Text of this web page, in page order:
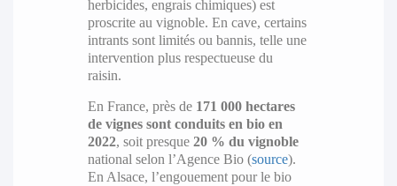
herbicides, engrais chimiques) est
proscrite au vignoble. En cave, certains
intrants sont limités ou bannis, telle une
intervention plus respectueuse du
raisin.
En France, près de 171 000 hectares
de vignes sont conduits en bio en
2022, soit presque 20 % du vignoble
national selon l’Agence Bio (source).
En Alsace, l’engouement pour le bio